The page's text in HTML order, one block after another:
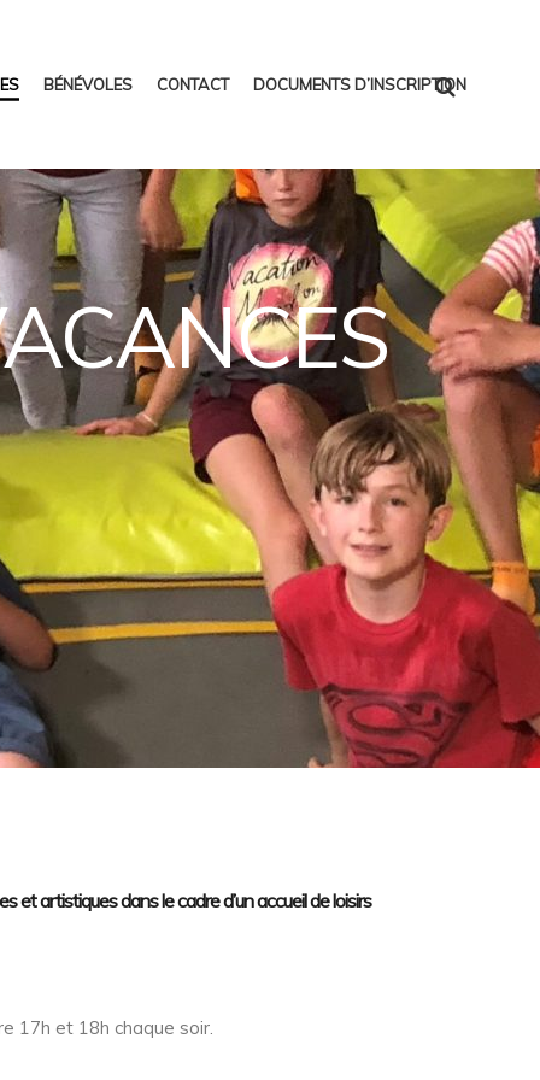
BÉNÉVOLES CONTACT DOCUMENTS D’INSCRIPTION
artistiques dans le cadre d’un accueil de loisirs
17h et 18h chaque soir.